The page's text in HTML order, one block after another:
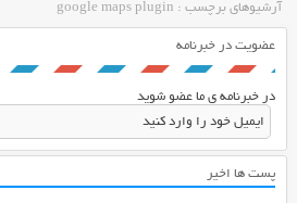
آرشیوهای برچسب : google maps plugin
عضویت در خبرنامه
در خبرنامه ی ما عضو شوید
پست ها اخیر